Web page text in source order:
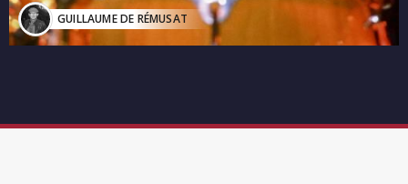
GUILLAUME DE RÉMUSAT